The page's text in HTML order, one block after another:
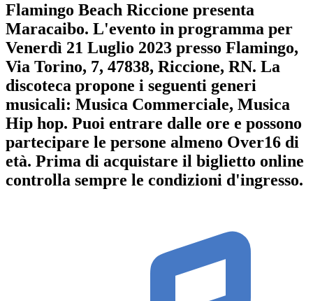
Flamingo Beach Riccione presenta
Maracaibo. L'evento in programma per
Venerdì 21 Luglio 2023 presso Flamingo,
Via Torino, 7, 47838, Riccione, RN. La
discoteca propone i seguenti generi
musicali: Musica Commerciale, Musica
Hip hop. Puoi entrare dalle ore e possono
partecipare le persone almeno Over16 di
età. Prima di acquistare il biglietto online
controlla sempre le condizioni d'ingresso.